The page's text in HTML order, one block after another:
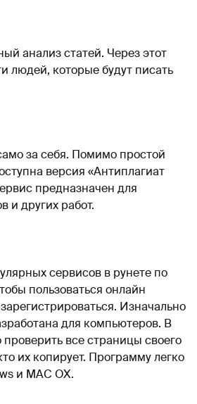
анализ статей. Через этот
людей, которые будут писать
за себя. Помимо простой
версия «Антиплагиат
предназначен для
и других работ.
сервисов в рунете по
пользоваться онлайн
Изначально
для компьютеров. В
все страницы своего
их копирует. Программу легко
и MAC OX.